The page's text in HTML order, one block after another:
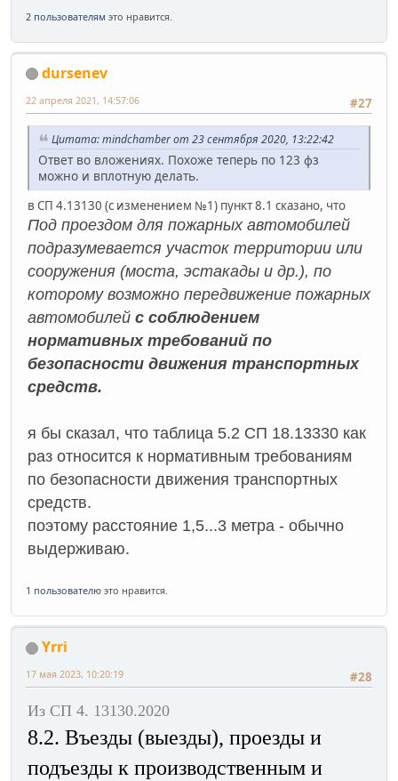
2 пользователям это нравится.
dursenev
#27
22 апреля 2021, 14:57:06
Цитата: mindchamber от 23 сентября 2020, 13:22:42
Ответ во вложениях. Похоже теперь по 123 фз
можно и вплотную делать.
в СП 4.13130 (с изменением №1) пункт 8.1 сказано, что
Под проездом для пожарных автомобилей
подразумевается участок территории или
сооружения (моста, эстакады и др.), по
которому возможно передвижение пожарных
автомобилей с соблюдением
нормативных требований по
безопасности движения транспортных
средств.
я бы сказал, что таблица 5.2 СП 18.13330 как
раз относится к нормативным требованиям
по безопасности движения транспортных
средств.
поэтому расстояние 1,5...3 метра - обычно
выдерживаю.
1 пользователю это нравится.
Yrri
#28
17 мая 2023, 10:20:19
Из СП 4. 13130.2020
8.2. Въезды (выезды), проезды и
подъезды к производственным и